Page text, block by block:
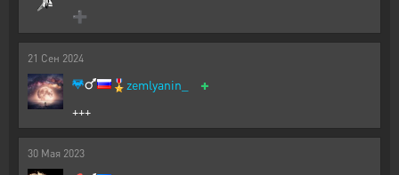
➕
21 Сен 2024
🎖️ zemlyanin_ +
+++
30 Мая 2023